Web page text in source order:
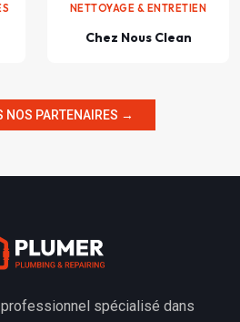
NETTOYAGE & ENTRETIEN
Chez Nous Clean
NOS PARTENAIRES →
spécialisé dans